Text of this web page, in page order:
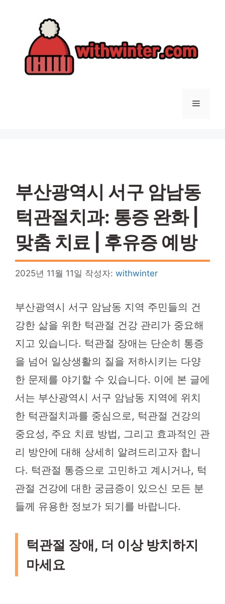
메
부산광역시 서구 암남동
턱관절치과: 통증 완화 |
맞춤 치료 | 후유증 예방
2025년 11월 11일 작성자: withwinter
부산광역시 서구 암남동 지역 주민들의 건
강한 삶을 위한 턱관절 건강 관리가 중요해
지고 있습니다. 턱관절 장애는 단순히 통증
을 넘어 일상생활의 질을 저하시키는 다양
한 문제를 야기할 수 있습니다. 이에 본 글에
서는 부산광역시 서구 암남동 지역에 위치
한 턱관절치과를 중심으로, 턱관절 건강의
중요성, 주요 치료 방법, 그리고 효과적인 관
리 방안에 대해 상세히 알려드리고자 합니
다. 턱관절 통증으로 고민하고 계시거나, 턱
관절 건강에 대한 궁금증이 있으신 모든 분
들께 유용한 정보가 되기를 바랍니다.
턱관절 장애, 더 이상 방치하지
마세요